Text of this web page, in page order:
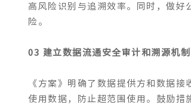
高风险识别与追溯效率。同时，做
险。
03 建立数据流通安全审计和溯源机
《方案》明确了数据提供方和数据
使用数据，防止超范围使用。鼓励措